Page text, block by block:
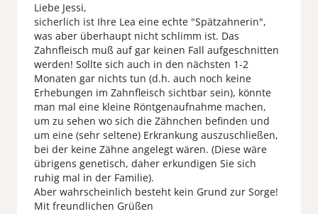
Liebe Jessi,
sicherlich ist Ihre Lea eine echte "Spätzahnerin",
was aber überhaupt nicht schlimm ist. Das
Zahnfleisch muß auf gar keinen Fall aufgeschnitten
werden! Sollte sich auch in den nächsten 1-2
Monaten gar nichts tun (d.h. auch noch keine
Erhebungen im Zahnfleisch sichtbar sein), könnte
man mal eine kleine Röntgenaufnahme machen,
um zu sehen wo sich die Zähnchen befinden und
um eine (sehr seltene) Erkrankung auszuschließen,
bei der keine Zähne angelegt wären. (Diese wäre
übrigens genetisch, daher erkundigen Sie sich
ruhig mal in der Familie).
Aber wahrscheinlich besteht kein Grund zur Sorge!
Mit freundlichen Grüßen